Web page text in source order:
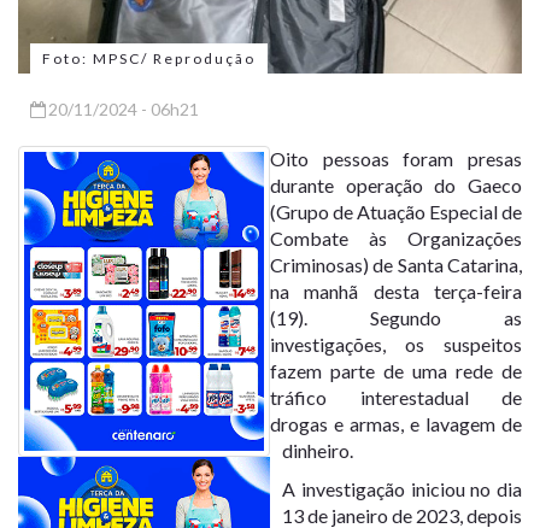
Foto: MPSC/ Reprodução
20/11/2024 - 06h21
Oito pessoas foram presas
durante operação do Gaeco
(Grupo de Atuação Especial de
Combate às Organizações
Criminosas) de Santa Catarina,
na manhã desta terça-feira
(19). Segundo as
investigações, os suspeitos
fazem parte de uma rede de
tráfico interestadual de
drogas e armas, e lavagem de
dinheiro.
A investigação iniciou no dia
13 de janeiro de 2023, depois